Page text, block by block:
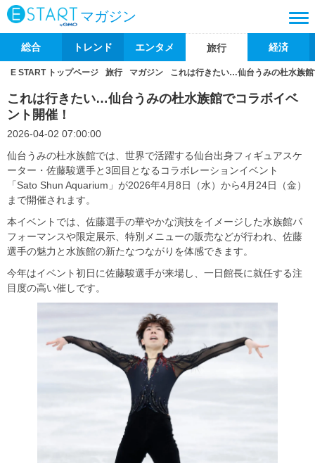
マガジン
総合 トレンド エンタメ 旅行 経済
E START トップページ 旅行 マガジン これは行きたい…仙台うみの杜水族
これは行きたい…仙台うみの杜水族館でコラボイベ
ント開催！
2026-04-02 07:00:00
仙台うみの杜水族館では、世界で活躍する仙台出身フィギュアスケ
ーター・佐藤駿選手と3回目となるコラボレーションイベント
「Sato Shun Aquarium」が2026年4月8日（水）から4月24日（金）
まで開催されます。
本イベントでは、佐藤選手の華やかな演技をイメージした水族館パ
フォーマンスや限定展示、特別メニューの販売などが行われ、佐藤
選手の魅力と水族館の新たなつながりを体感できます。
今年はイベント初日に佐藤駿選手が来場し、一日館長に就任する注
目度の高い催しです。